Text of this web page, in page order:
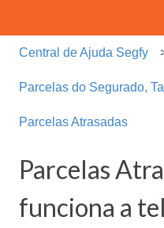
Central de Ajuda Segfy
Parcelas do Segurado,
Parcelas Atrasadas
Parcelas
funciona a